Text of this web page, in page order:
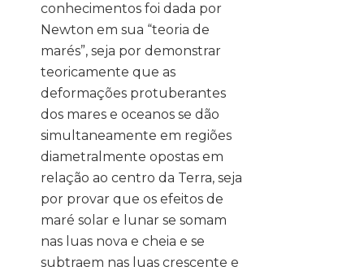
conhecimentos foi dada por
Newton em sua “teoria de
marés”, seja por demonstrar
teoricamente que as
deformações protuberantes
dos mares e oceanos se dão
simultaneamente em regiões
diametralmente opostas em
relação ao centro da Terra, seja
por provar que os efeitos de
maré solar e lunar se somam
nas luas nova e cheia e se
subtraem nas luas crescente e